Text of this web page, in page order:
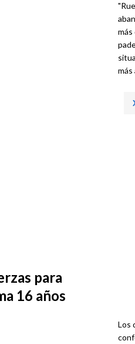
para
16 años
más
más
Los